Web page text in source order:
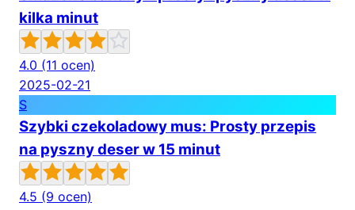
kilka minut
4.0 (11 ocen)
2025-02-21
S
Szybki czekoladowy mus: Prosty przepis
na pyszny deser w 15 minut
4.5 (9 ocen)